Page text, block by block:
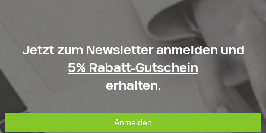
Jetzt zum Newsletter anmelden und
5% Rabatt-Gutschein
erhalten.
Anmelden